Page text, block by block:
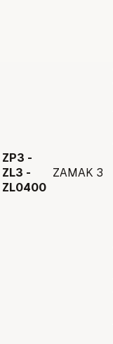
ZP3 -
ZL3 -
ZL0400
ZAMAK 3